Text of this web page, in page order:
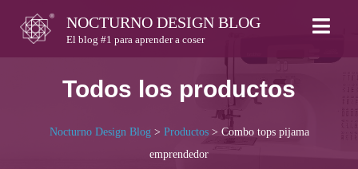
content
NOCTURNO DESIGN BLOG
El blog #1 para aprender a coser
Todos los productos
Nocturno Design Blog> Productos> Combo tops pijama
emprendedor